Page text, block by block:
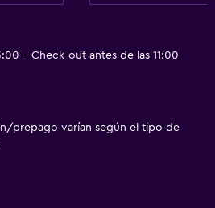
- Check-out antes de las 11:00
prepago varían según el tipo de